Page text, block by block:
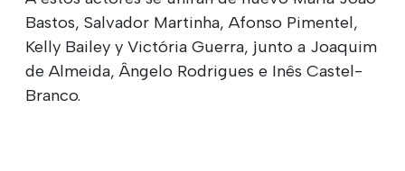
Bastos, Salvador Martinha, Afonso Pimentel,
Kelly Bailey y Victória Guerra, junto a Joaquim
de Almeida, Ângelo Rodrigues e Inês Castel-
Branco.